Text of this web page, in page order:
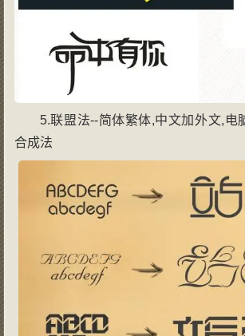
5.联盟法--简体繁体,中文加外文,电
合成法